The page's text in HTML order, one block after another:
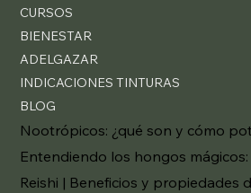
CURSOS
BIENESTAR
ADELGAZAR
INDICACIONES TINTURAS
BLOG